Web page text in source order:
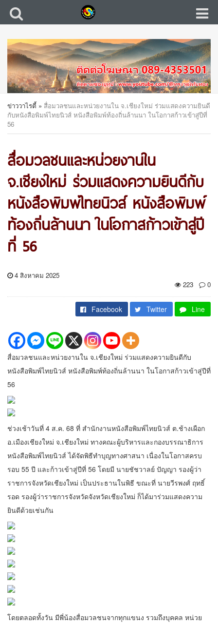
ข่าววาไรตี้ » สื่อมวลชนและหน่วยงานใน จ.เชียงใหม่ ร่วมแสดงความยินดี
กับหนังสือพิมพ์ไทยนิวส์ หนังสือพิมพ์ท้องถิ่นล้านนา ในโอกาสก้าวเข้าสู่ปีที่
56
สื่อมวลชนและหน่วยงานใน
จ.เชียงใหม่ ร่วมแสดงความยินดีกับ
หนังสือพิมพ์ไทยนิวส์ หนังสือพิมพ์
ท้องถิ่นล้านนา ในโอกาสก้าวเข้าสู่ปี
ที่ 56
4 สิงหาคม 2025
223
0
Facebook Twitter Line
สื่อมวลชนและหน่วยงานใน จ.เชียงใหม่ ร่วมแสดงความยินดีกับ
หนังสือพิมพ์ไทยนิวส์ หนังสือพิมพ์ท้องถิ่นล้านนา ในโอกาสก้าวเข้าสู่ปีที่
56
ช่วงเช้าวันที่ 4 ส.ค. 68 ที่ สำนักงานหนังสือพิมพ์ไทยนิวส์ ต.ช้างเผือก
อ.เมืองเชียงใหม่ จ.เชียงใหม่ ทางคณะผู้บริหารและกองบรรณาธิการ
หนังสือพิมพ์ไทยนิวส์ ได้จัดพิธีทำบุญทางศาสนา เนื่องในโอกาสครบ
รอบ 55 ปี และก้าวเข้าสู่ปีที่ 56 โดยมี นายชัชวาลย์ ปัญญา รองผู้ว่า
ราชการจังหวัดเชียงใหม่ เป็นประธานในพิธี ขณะที่ นายวีรพงศ์ ฤทธิ์
รอด รองผู้ว่าราชการจังหวัดจังหวัดเชียงใหม่ ก็ได้มาร่วมแสดงความ
ยินดีด้วยเช่นกัน
โดยตลอดทั้งวัน มีพี่น้องสื่อมวลชนจากทุกแขนง รวมถึงบุคคล หน่วย